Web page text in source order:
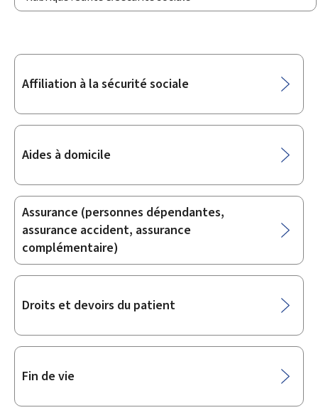
Sous-
Affiliation à la sécurité sociale
Aides à domicile
Assurance (personnes dépendantes,
assurance accident, assurance
complémentaire)
Droits et devoirs du patient
Fin de vie